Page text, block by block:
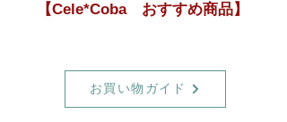
【Cele*Coba おすすめ商品】
お買い物ガイド